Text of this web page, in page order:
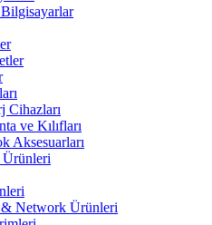
Cihazları
ve Kılıfları
Aksesuarları
Network Ürünleri